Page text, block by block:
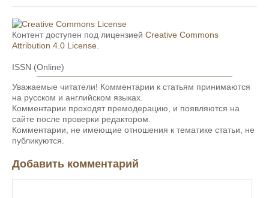
Контент доступен под лицензией Creative Commons
Attribution 4.0 License
ISSN (Online)
Уважаемые читатели! Комментарии к статьям принимаются
на русском и английском языках.
Комментарии проходят премодерацию, и появляются на
сайте после проверки редактором.
Комментарии, не имеющие отношения к тематике статьи, не
публикуются.
Добавить комментарий